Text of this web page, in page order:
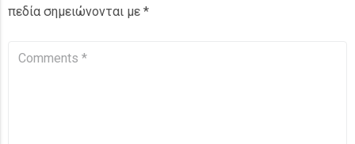
πεδία σημειώνονται με *